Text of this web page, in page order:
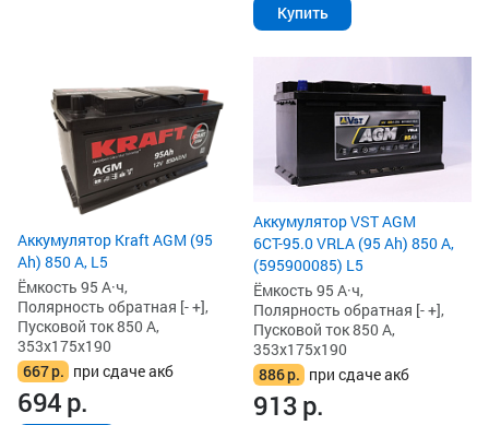
Купить
Аккумулятор Kraft AGM (95
Ah) 850 А, L5
Ёмкость 95 А·ч,
Полярность обратная [- +],
Пусковой ток 850 А,
353x175x190
667р. при сдаче акб
694р.
Аккумулятор VST AGM
6СТ-95.0 VRLA (95 Ah) 850 А,
(595900085) L5
Ёмкость 95 А·ч,
Полярность обратная [- +],
Пусковой ток 850 А,
353x175x190
886р. при сдаче акб
913р.